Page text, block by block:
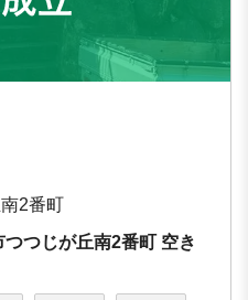
2番町
つつじが丘南2番町 空き